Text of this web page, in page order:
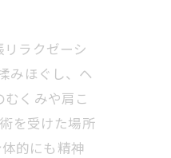
ラクゼーシ
みほぐし、ヘ
くみや肩こ
を受けた場所
的にも精神